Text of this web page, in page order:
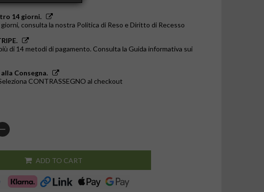
14 giorni.
consulta la nostra Politica di Reso e Diritto di Recesso
di 14 metodi di pagamento. Consulta la Guida informativa sui
Consegna.
CONTRASSEGNO al checkout
ADD TO CART